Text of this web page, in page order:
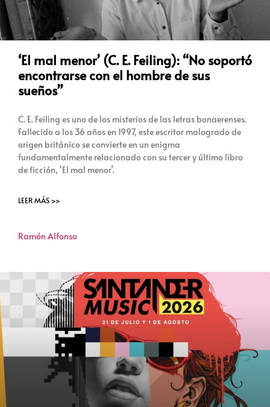
‘El mal menor’ (C. E. Feiling): “No soportó
encontrarse con el hombre de sus
sueños”
C. E. Feiling es uno de los misterios de las letras bonaerenses.
Fallecido a los 36 años en 1997, este escritor malogrado de
origen británico se convierte en un enigma
fundamentalmente relacionado con su tercer y último libro
de ficción, ‘El mal menor’.
LEER MÁS >>
Ramón Alfonso